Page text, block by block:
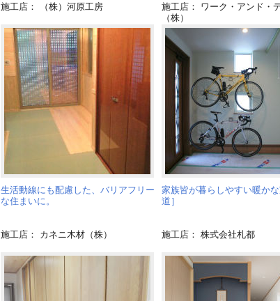
施工店： （株）河原工房
施工店： ワーク・アンド・
（株）
生活動線にも配慮した、バリアフリー
な住まいに。
施工店： カネニ木材（株）
家族皆が暮らしやすい暖か
道］
施工店： 株式会社札都